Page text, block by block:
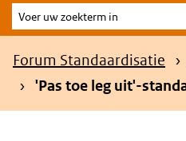
Voer
uw
zoekterm
Kruimelpad
Forum Standaardisatie
'Pas toe leg uit'-